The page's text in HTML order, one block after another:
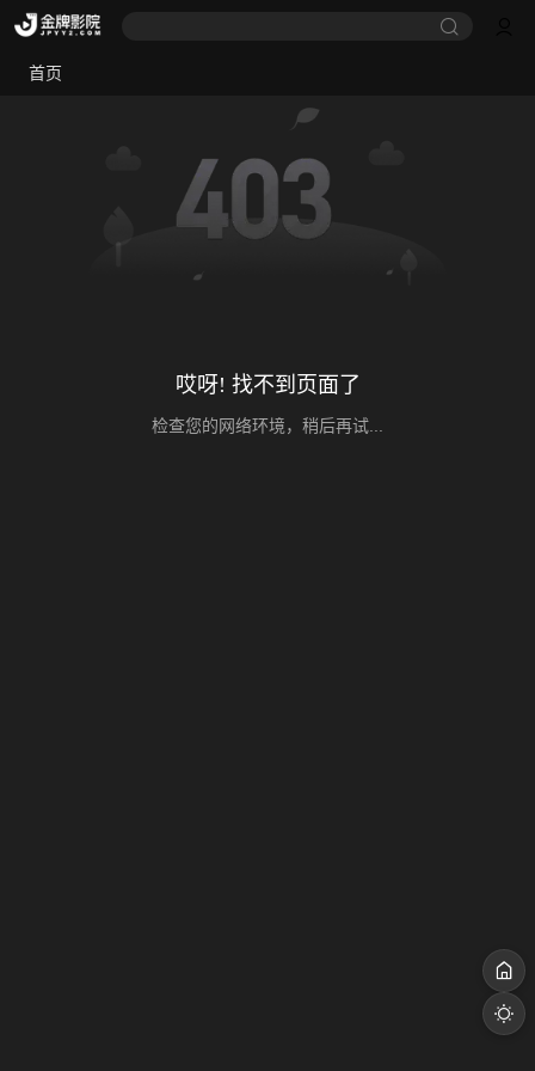
首页
哎呀! 找不到页面了
检查您的网络环境，稍后再试...